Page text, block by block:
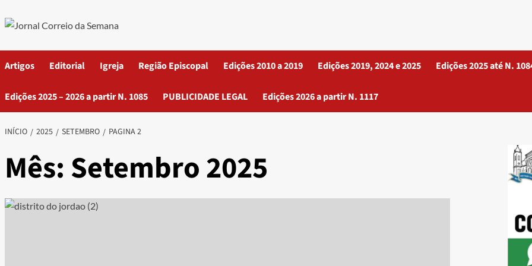
Artigos Editorial Igreja Região Episcopal Edições 2010 a 2019 Edições 2019, 2024 e 2025 Edições 2025 até N.
Edições 2025 – 2026 a partir N. 1085 PUBLICIDADE LEGAL Edições 2026 a partir N. 1117
INÍCIO 2025 SETEMBRO PAGINA 2
Mês: Setembro 2025